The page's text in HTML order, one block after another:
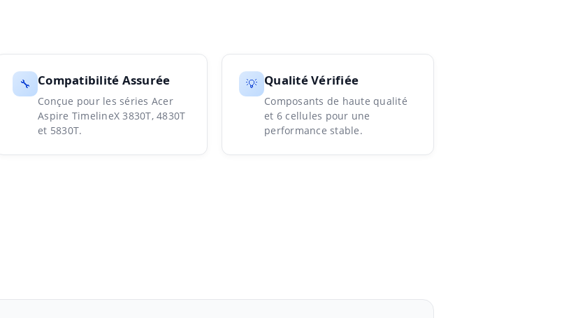
🔧 Compatibilité Assurée
Conçue pour les séries Acer
Aspire TimelineX 3830T, 4830T
et 5830T.
💡 Qualité Vérifiée
Composants de haute qualité
et 6 cellules pour une
performance stable.